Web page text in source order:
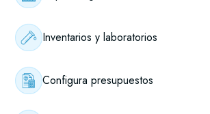
Inventarios y laboratorios
Configura presupuestos